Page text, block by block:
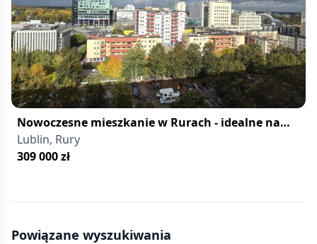
w
cenach
do
400 000
zł
—
przystępne
mieszkania
na
pod
Nowoczesne mieszkanie w Rurach - idealne na
start
Lublin, Rury
309 000zł
Powiązane wyszukiwania